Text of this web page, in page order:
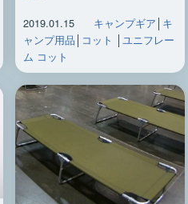
2019.01.15 キャンプギア │ キ
ャンプ用品 │ コット │ ユニフレー
ム コット